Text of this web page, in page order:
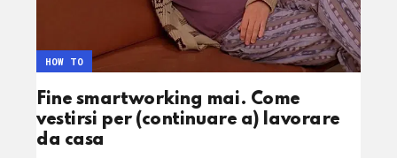
Fine smartworking mai. Come
vestirsi per (continuare a) lavorare
da casa
HOW TO